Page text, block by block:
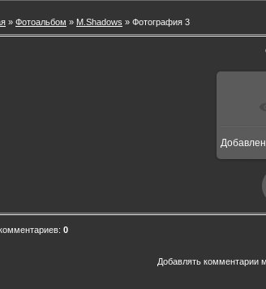
» Фотоальбом » M.Shadows » Фотография 3
В
: 0
Добавлять комментарии